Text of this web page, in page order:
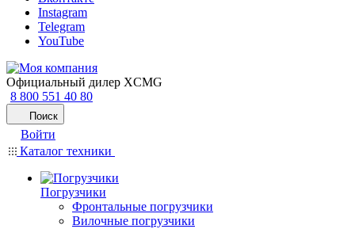
Instagram
Telegram
YouTube
Официальный дилер XCMG
8 800 551 40 80
Поиск
Войти
Каталог техники
Погрузчики
Фронтальные погрузчики
Вилочные погрузчики